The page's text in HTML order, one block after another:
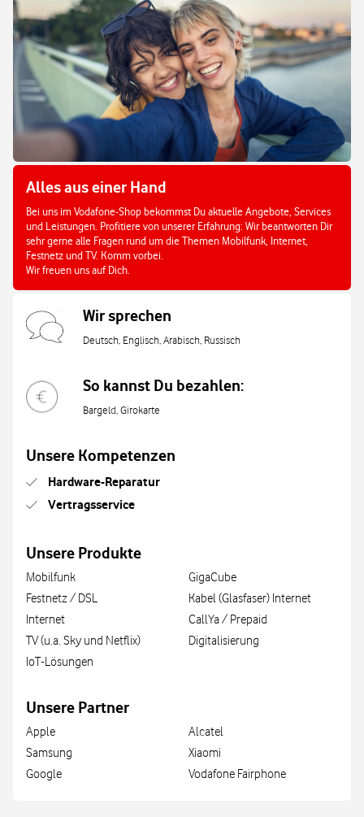
Alles aus einer Hand
Bei uns im Vodafone-Shop bekommst Du aktuelle Angebote, Services
und Leistungen. Profitiere von unserer Erfahrung: Wir beantworten Dir
sehr gerne alle Fragen rund um die Themen Mobilfunk, Internet,
Festnetz und TV. Komm vorbei.
Wir freuen uns auf Dich.
Wir sprechen
Deutsch, Englisch, Arabisch, Russisch
So kannst Du bezahlen:
Bargeld, Girokarte
Unsere Kompetenzen
Hardware-Reparatur
Vertragsservice
Unsere Produkte
Mobilfunk
Festnetz / DSL
Internet
TV (u.a. Sky und Netflix)
IoT-Lösungen
GigaCube
Kabel (Glasfaser) Internet
CallYa / Prepaid
Digitalisierung
Unsere Partner
Apple
Samsung
Google
Alcatel
Xiaomi
Vodafone Fairphone